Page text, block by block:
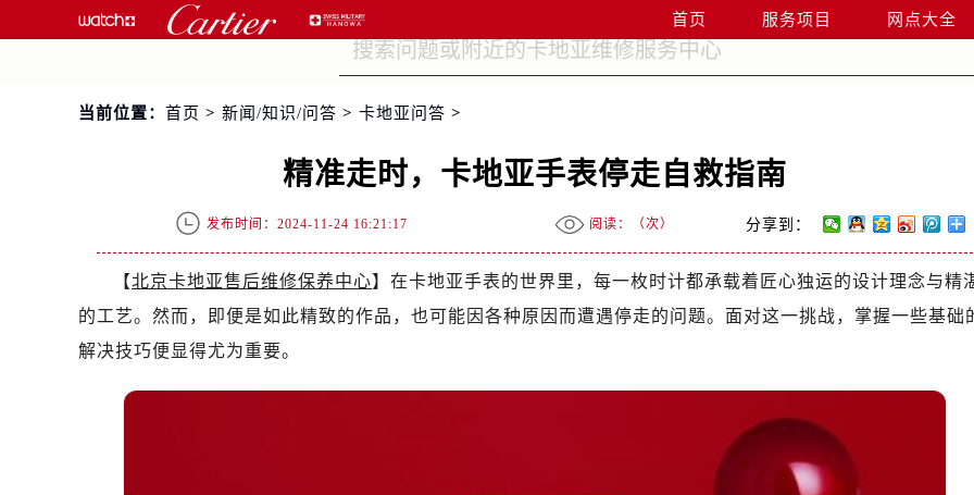
首页 服务项目 网点大全
当前位置： 首页 > 新闻/知识/问答 > 卡地亚问答 >
精准走时，卡地亚手表停走自救指南
发布时间：2024-11-24 16:21:17 阅读：（次） 分享到：
【北京卡地亚售后维修保养中心】在卡地亚手表的世界里，每一枚时计都承载着匠心独运的设计理念与精
的工艺。然而，即便是如此精致的作品，也可能因各种原因而遭遇停走的问题。面对这一挑战，掌握一些基础
解决技巧便显得尤为重要。